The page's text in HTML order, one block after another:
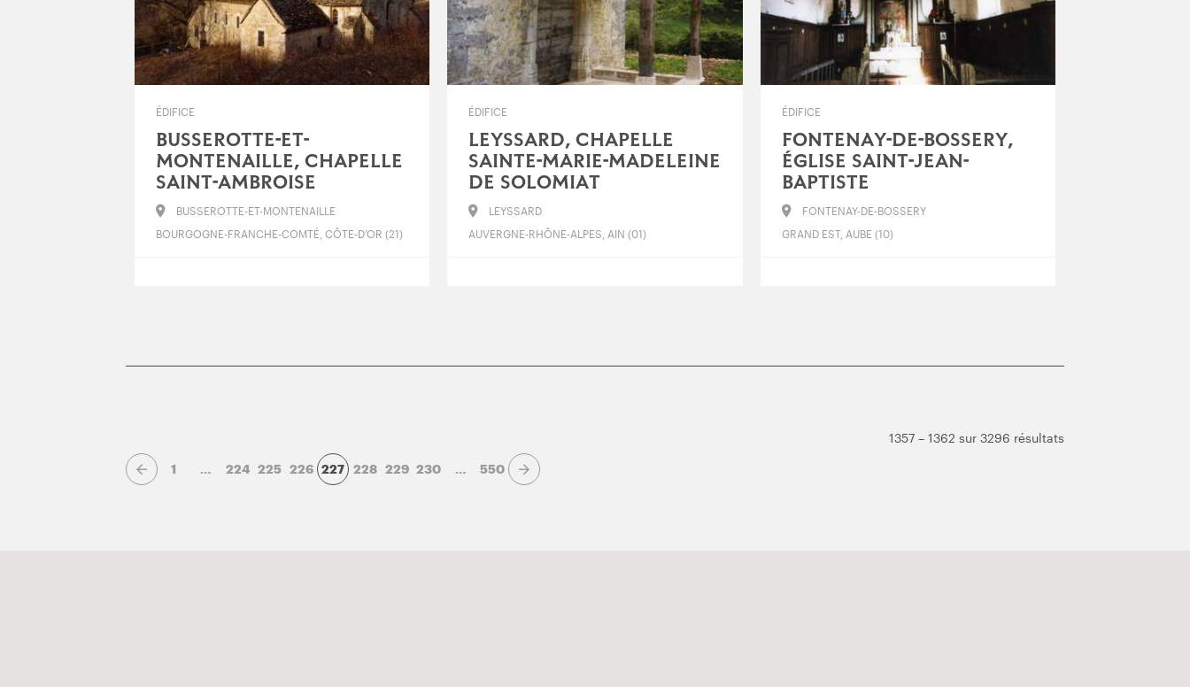
ÉDIFICE
BUSSEROTTE-ET-
MONTENAILLE, CHAPELLE
SAINT-AMBROISE
BUSSEROTTE-ET-MONTENAILLE
BOURGOGNE-FRANCHE-COMTÉ, CÔTE-D’OR (21)
ÉDIFICE
LEYSSARD, CHAPELLE
SAINTE-MARIE-MADELEINE
DE SOLOMIAT
LEYSSARD
AUVERGNE-RHÔNE-ALPES, AIN (01)
ÉDIFICE
FONTENAY-DE-BOSSERY,
ÉGLISE SAINT-JEAN-
BAPTISTE
FONTENAY-DE-BOSSERY
GRAND EST, AUBE (10)
1 … 224 225 226 227 228 229 230 … 550 Page suivante
1357 – 1362 sur 3296 résultats